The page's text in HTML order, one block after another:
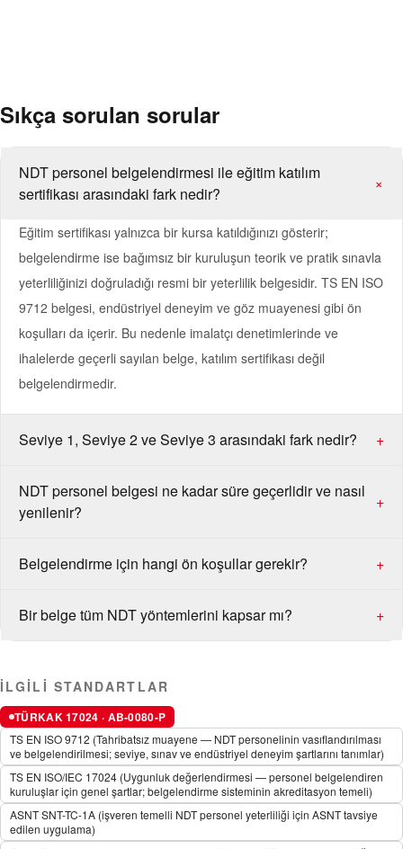
Sıkça sorulan sorular
NDT personel belgelendirmesi ile eğitim katılım
sertifikası arasındaki fark nedir?
+
Eğitim sertifikası yalnızca bir kursa katıldığınızı gösterir;
belgelendirme ise bağımsız bir kuruluşun teorik ve pratik sınavla
yeterliliğinizi doğruladığı resmi bir yeterlilik belgesidir. TS EN ISO
9712 belgesi, endüstriyel deneyim ve göz muayenesi gibi ön
koşulları da içerir. Bu nedenle imalatçı denetimlerinde ve
ihalelerde geçerli sayılan belge, katılım sertifikası değil
belgelendirmedir.
Seviye 1, Seviye 2 ve Seviye 3 arasındaki fark nedir? +
NDT personel belgesi ne kadar süre geçerlidir ve nasıl
yenilenir?
+
Belgelendirme için hangi ön koşullar gerekir? +
Bir belge tüm NDT yöntemlerini kapsar mı? +
İLGILI STANDARTLAR
TÜRKAK 17024 · AB-0080-P
TS EN ISO 9712 (Tahribatsız muayene — NDT personelinin vasıflandırılması
ve belgelendirilmesi; seviye, sınav ve endüstriyel deneyim şartlarını tanımlar)
TS EN ISO/IEC 17024 (Uygunluk değerlendirmesi — personel belgelendiren
kuruluşlar için genel şartlar; belgelendirme sisteminin akreditasyon temeli)
ASNT SNT-TC-1A (işveren temelli NDT personel yeterliliği için ASNT tavsiye
edilen uygulama)